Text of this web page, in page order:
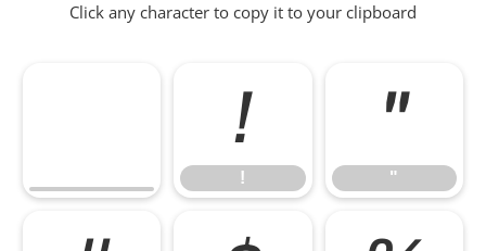
Click any character to copy it to your clipboard
!
!
"
"